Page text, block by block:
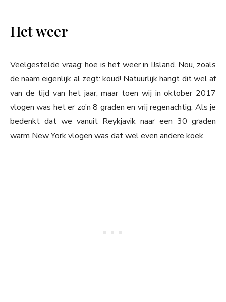
Het weer
Veelgestelde vraag: hoe is het weer in IJsland. Nou, zoals
de naam eigenlijk al zegt: koud! Natuurlijk hangt dit wel af
van de tijd van het jaar, maar toen wij in oktober 2017
vlogen was het er zo’n 8 graden en vrij regenachtig. Als je
bedenkt dat we vanuit Reykjavik naar een 30 graden
warm New York vlogen was dat wel even andere koek.